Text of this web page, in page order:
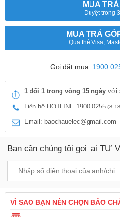
MUA
Duyệt trong
MUA TRẢ
Qua thẻ Visa,
Gọi đặt mua: 1900
1 đổi 1 trong vòng 15 ngày với
Liên hệ HOTLINE 1900 0255 (8-
Email: baochauelec@gmail.com
Bạn cần chúng tôi gọi lại TƯ
VÌ SAO BẠN NÊN CHỌN BẢO